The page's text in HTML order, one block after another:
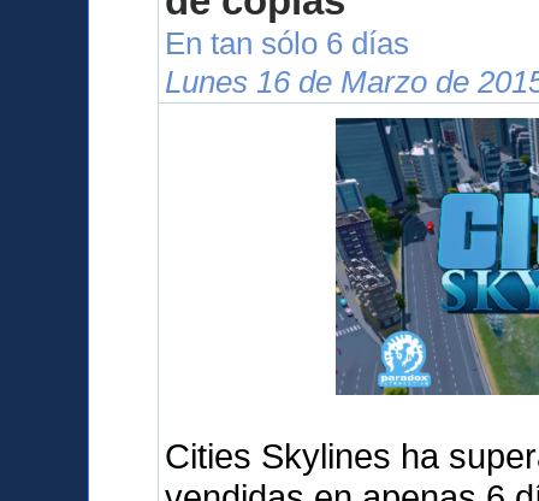
En tan sólo 6 días
Lunes 16 de Marzo de
Cities Skylines ha